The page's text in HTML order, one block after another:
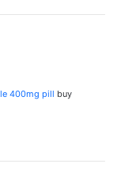
400mg pill buy